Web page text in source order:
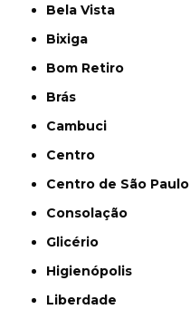
Bela Vista
Bixiga
Bom Retiro
Brás
Cambuci
Centro
Centro de São Paulo
Consolação
Glicério
Higienópolis
Liberdade